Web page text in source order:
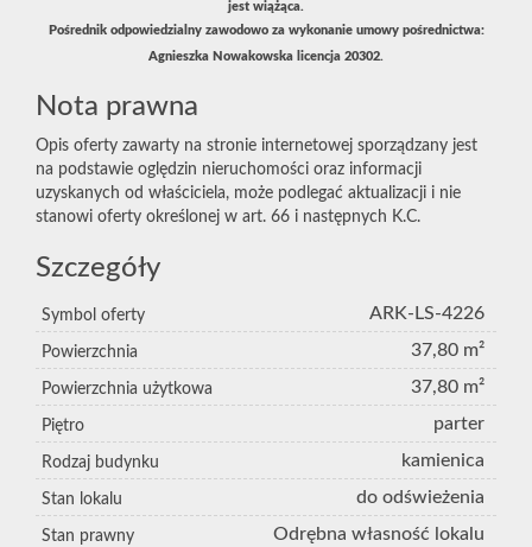
jest wiążąca.
Pośrednik odpowiedzialny zawodowo za wykonanie umowy pośrednictwa:
Agnieszka Nowakowska licencja 20302.
Nota prawna
Opis oferty zawarty na stronie internetowej sporządzany jest
na podstawie oględzin nieruchomości oraz informacji
uzyskanych od właściciela, może podlegać aktualizacji i nie
stanowi oferty określonej w art. 66 i następnych K.C.
Szczegóły
Symbol oferty ARK-LS-4226
Powierzchnia 37,80 m²
Powierzchnia użytkowa 37,80 m²
Piętro parter
Rodzaj budynku kamienica
Stan lokalu do odświeżenia
Stan prawny Odrębna własność lokalu